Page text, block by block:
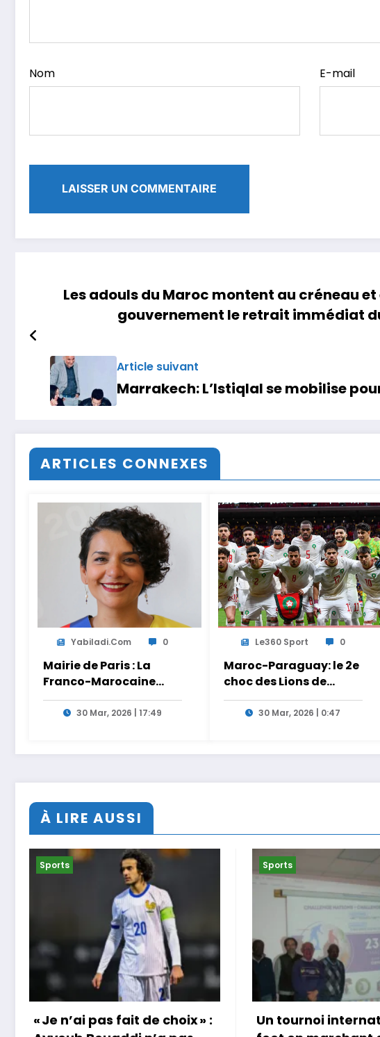
Nom E-mail
Les adouls du Maroc montent au créneau
gouvernement le retrait immédiat
Article suivant
​Marrakech: L’Istiqlal se mobilise
ARTICLES CONNEXES
Yabiladi.com 0
Mairie de Paris : La
Franco-Marocaine
Lamia El Aaraje
nommée première
30 Mar, 2026 | 17:49
Le360 Sport 0
Maroc-Paraguay: le 2e
choc des Lions de
Ouahbi en direct sur
Arryadia30 Mar, 2026 | 0:47
À LIRE AUSSI
Sports
Un tournoi international de
Sports
Coup double pour